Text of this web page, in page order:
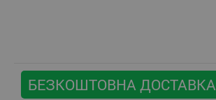
БЕЗКОШТОВНА ДОСТАВКА